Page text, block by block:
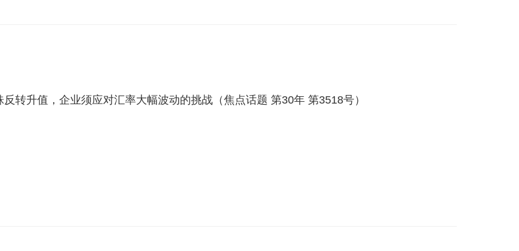
转升值，企业须应对汇率大幅波动的挑战（焦点话题 第30年 第3518号）